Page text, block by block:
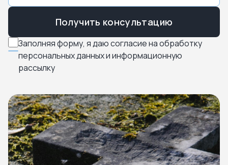
Заполняя форму, я даю согласие на обработку
персональных данных и информационную
рассылку
Получить консультацию